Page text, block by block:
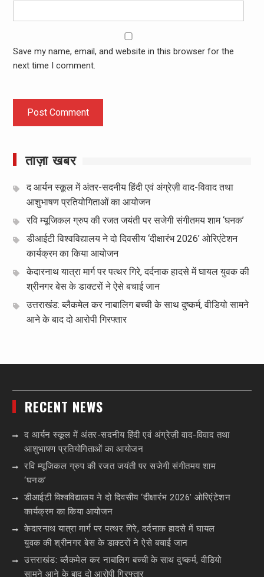
Save my name, email, and website in this browser for the
next time I comment.
ताज़ा खबर
द आर्यन स्कूल में अंतर-सदनीय हिंदी एवं अंग्रेज़ी वाद-विवाद तथा
आशुभाषण प्रतियोगिताओं का आयोजन
रवि म्यूजिकल ग्रुप की रजत जयंती पर सजेगी संगीतमय शाम ‘घनक’
डीआईटी विश्वविद्यालय ने दो दिवसीय ‘दीक्षारंभ 2026’ ओरिएंटेशन
कार्यक्रम का किया आयोजन
केदारनाथ यात्रा मार्ग पर पत्थर गिरे, दर्दनाक हादसे में घायल युवक की
श्रीनगर बेस के डाक्टरों ने ऐसे बचाई जान
उत्तराखंड: ब्लैकमेल कर नाबालिग बच्ची के साथ दुष्कर्म, वीडियो सामने
आने के बाद दो आरोपी गिरफ्तार
RECENT NEWS
द आर्यन स्कूल में अंतर-सदनीय हिंदी एवं अंग्रेज़ी वाद-विवाद तथा
आशुभाषण प्रतियोगिताओं का आयोजन
रवि म्यूजिकल ग्रुप की रजत जयंती पर सजेगी संगीतमय शाम
‘घनक’
डीआईटी विश्वविद्यालय ने दो दिवसीय ‘दीक्षारंभ 2026’ ओरिएंटेशन
कार्यक्रम का किया आयोजन
केदारनाथ यात्रा मार्ग पर पत्थर गिरे, दर्दनाक हादसे में घायल
युवक की श्रीनगर बेस के डाक्टरों ने ऐसे बचाई जान
उत्तराखंड: ब्लैकमेल कर नाबालिग बच्ची के साथ दुष्कर्म, वीडियो
सामने आने के बाद दो आरोपी गिरफ्तार